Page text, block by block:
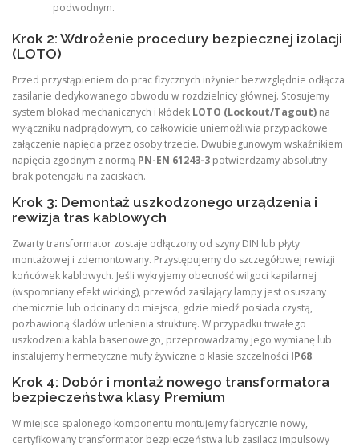
podwodnym.
Krok 2: Wdrożenie procedury bezpiecznej izolacji
(LOTO)
Przed przystąpieniem do prac fizycznych inżynier bezwzględnie odłącza
zasilanie dedykowanego obwodu w rozdzielnicy głównej. Stosujemy
system blokad mechanicznych i kłódek LOTO (Lockout/Tagout) na
wyłączniku nadprądowym, co całkowicie uniemożliwia przypadkowe
załączenie napięcia przez osoby trzecie. Dwubiegunowym wskaźnikiem
napięcia zgodnym z normą PN-EN 61243-3 potwierdzamy absolutny
brak potencjału na zaciskach.
Krok 3: Demontaż uszkodzonego urządzenia i
rewizja tras kablowych
Zwarty transformator zostaje odłączony od szyny DIN lub płyty
montażowej i zdemontowany. Przystępujemy do szczegółowej rewizji
końcówek kablowych. Jeśli wykryjemy obecność wilgoci kapilarnej
(wspomniany efekt wicking), przewód zasilający lampy jest osuszany
chemicznie lub odcinany do miejsca, gdzie miedź posiada czystą,
pozbawioną śladów utlenienia strukturę. W przypadku trwałego
uszkodzenia kabla basenowego, przeprowadzamy jego wymianę lub
instalujemy hermetyczne mufy żywiczne o klasie szczelności IP68.
Krok 4: Dobór i montaż nowego transformatora
bezpieczeństwa klasy Premium
W miejsce spalonego komponentu montujemy fabrycznie nowy,
certyfikowany transformator bezpieczeństwa lub zasilacz impulsowy